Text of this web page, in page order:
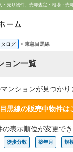
ログ > 東急目黒線
ョン一覧
ンションが見つかり
黒線の販売中物件は
の表示順位が変更で
徒歩分数 築年月 規